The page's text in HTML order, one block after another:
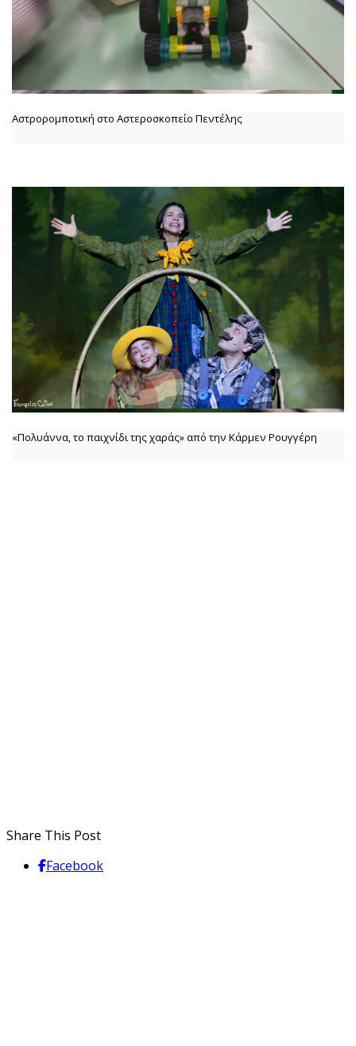
Αστρορομποτική στο Αστεροσκοπείο Πεντέλης
«Πολυάννα, το παιχνίδι της χαράς» από την Κάρμεν Ρουγγέρη
Share This Post
Facebook